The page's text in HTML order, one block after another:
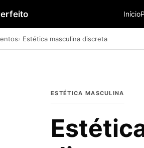
Início
Estética masculina discreta
ESTÉTICA MASCULINA